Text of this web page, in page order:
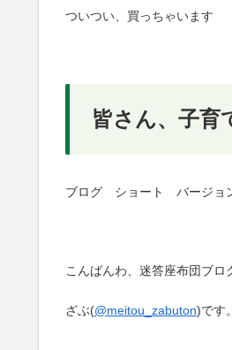
ついつい、買っちゃいます
皆さん、子育
ブログ ショート バージョ
こんばんわ、迷答座布団ブロ
ざぶ(@meitou_zabuton)です。